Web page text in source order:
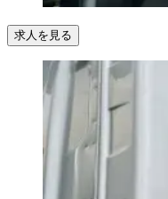
求人を見る